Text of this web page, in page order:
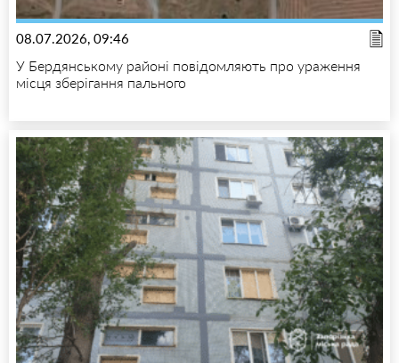
08.07.2026, 09:46
У Бердянському районі повідомляють про ураження
місця зберігання пального